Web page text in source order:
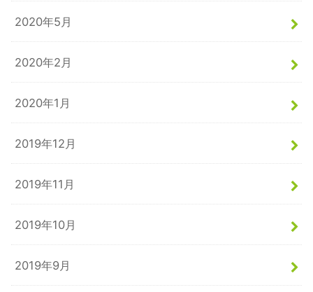
2020年5月
2020年2月
2020年1月
2019年12月
2019年11月
2019年10月
2019年9月